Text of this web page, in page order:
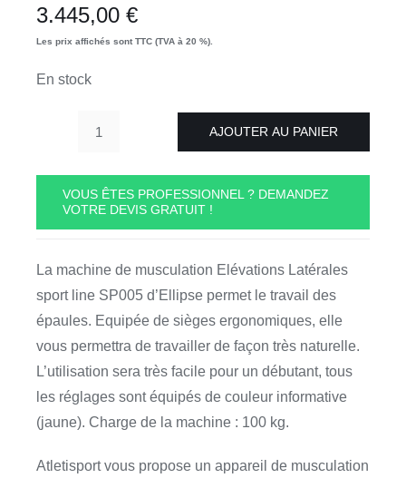
3.445,00 €
Les prix affichés sont TTC (TVA à 20 %).
En stock
quantité
ELEVATIONS
LATERALES
SPORT
LINE
ELLIPSE
AJOUTER AU PANIER
VOUS ÊTES PROFESSIONNEL ? DEMANDEZ
VOTRE DEVIS GRATUIT !
La machine de musculation Elévations Latérales
sport line SP005 d’Ellipse permet le travail des
épaules. Equipée de sièges ergonomiques, elle
vous permettra de travailler de façon très naturelle.
L’utilisation sera très facile pour un débutant, tous
les réglages sont équipés de couleur informative
(jaune). Charge de la machine : 100 kg.
Atletisport vous propose un appareil de musculation